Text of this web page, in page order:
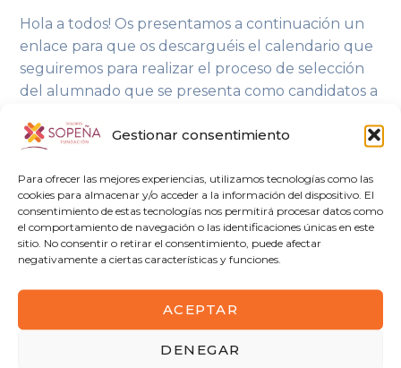
Gestionar consentimiento
Para ofrecer las mejores experiencias, utilizamos tecnologías como las
cookies para almacenar y/o acceder a la información del dispositivo. El
consentimiento de estas tecnologías nos permitirá procesar datos como
el comportamiento de navegación o las identificaciones únicas en este
sitio. No consentir o retirar el consentimiento, puede afectar
negativamente a ciertas características y funciones.
ACEPTAR
DENEGAR
Hola a todos! Os presentamos a continuación un
enlace para que os descarguéis el calendario que
seguiremos para realizar el proceso de selección
del alumnado que se presenta como candidatos a
en el extranjero.
nuestro tablón de anuncios y cada tutora de
segundo curso lo ha publicado también en el
equipo Teams de tutoría.
Enlace a CALENDARIO EPROCESO DE
SELECCIÓN PROGRAMA ERASMUS 2022-23
¡¡Gracias por vuestra atención!!